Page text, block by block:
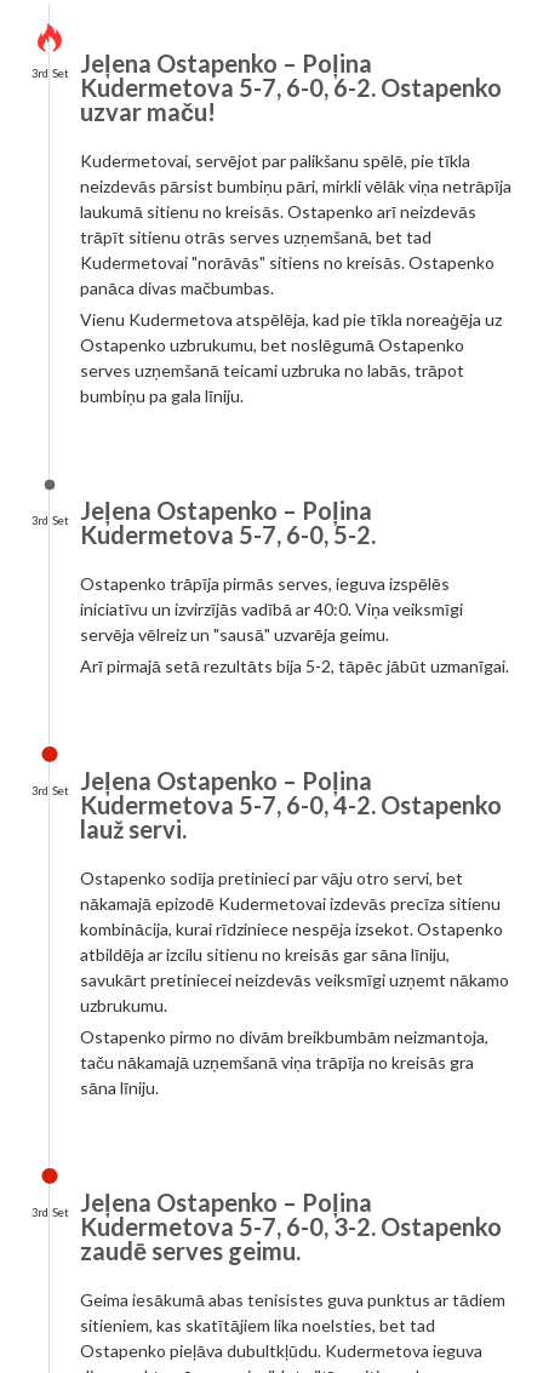
3rd Set
Jeļena Ostapenko – Poļina
Kudermetova 5-7, 6-0, 6-2. Ostapenko
uzvar maču!
Kudermetovai, servējot par palikšanu spēlē, pie tīkla
neizdevās pārsist bumbiņu pāri, mirkli vēlāk viņa netrāpīja
laukumā sitienu no kreisās. Ostapenko arī neizdevās
trāpīt sitienu otrās serves uzņemšanā, bet tad
Kudermetovai "norāvās" sitiens no kreisās. Ostapenko
panāca divas mačbumbas.
Vienu Kudermetova atspēlēja, kad pie tīkla noreaģēja uz
Ostapenko uzbrukumu, bet noslēgumā Ostapenko
serves uzņemšanā teicami uzbruka no labās, trāpot
bumbiņu pa gala līniju.
3rd Set
Jeļena Ostapenko – Poļina
Kudermetova 5-7, 6-0, 5-2.
Ostapenko trāpīja pirmās serves, ieguva izspēlēs
iniciatīvu un izvirzījās vadībā ar 40:0. Viņa veiksmīgi
servēja vēlreiz un "sausā" uzvarēja geimu.
Arī pirmajā setā rezultāts bija 5-2, tāpēc jābūt uzmanīgai.
3rd Set
Jeļena Ostapenko – Poļina
Kudermetova 5-7, 6-0, 4-2. Ostapenko
lauž servi.
Ostapenko sodīja pretinieci par vāju otro servi, bet
nākamajā epizodē Kudermetovai izdevās precīza sitienu
kombinācija, kurai rīdziniece nespēja izsekot. Ostapenko
atbildēja ar izcilu sitienu no kreisās gar sāna līniju,
savukārt pretiniecei neizdevās veiksmīgi uzņemt nākamo
uzbrukumu.
Ostapenko pirmo no divām breikbumbām neizmantoja,
taču nākamajā uzņemšanā viņa trāpīja no kreisās gra
sāna līniju.
3rd Set
Jeļena Ostapenko – Poļina
Kudermetova 5-7, 6-0, 3-2. Ostapenko
zaudē serves geimu.
Geima iesākumā abas tenisistes guva punktus ar tādiem
sitieniem, kas skatītājiem lika noelsties, bet tad
Ostapenko pieļāva dubultkļūdu. Kudermetova ieguva